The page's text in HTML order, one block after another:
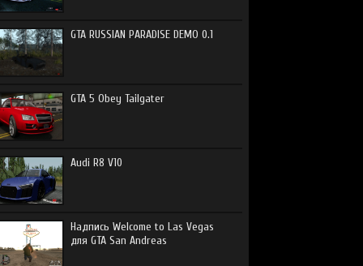
GTA RUSSIAN PARADISE DEMO 0.1
GTA 5 Obey Tailgater
Audi R8 V10
Надпись Welcome to Las Vegas
для GTA San Andreas